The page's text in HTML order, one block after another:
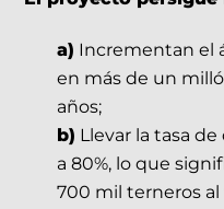
a) Incrementan el
en más de un
años;
b) Llevar la tasa
a 80%, lo que
700 mil terneros